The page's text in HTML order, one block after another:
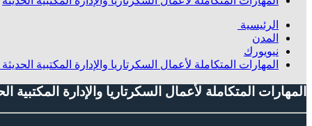
الرئيسية
المدن
نيويورك
المهارات المتكاملة لأعمال السكرتاريا والإدارة المكتبية
المهارات المتكاملة لأعمال السكرتاريا والإدارة المكتبية